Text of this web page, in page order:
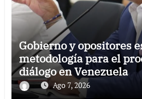
Gobierno y opositores
metodología para el
diálogo en Venezuela
Ago 7, 2026